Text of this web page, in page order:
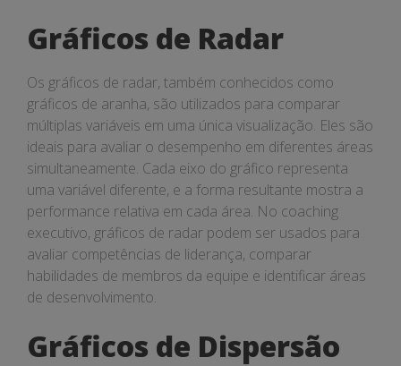
Gráficos de Radar
Os gráficos de radar, também conhecidos como
gráficos de aranha, são utilizados para comparar
múltiplas variáveis em uma única visualização. Eles são
ideais para avaliar o desempenho em diferentes áreas
simultaneamente. Cada eixo do gráfico representa
uma variável diferente, e a forma resultante mostra a
performance relativa em cada área. No coaching
executivo, gráficos de radar podem ser usados para
avaliar competências de liderança, comparar
habilidades de membros da equipe e identificar áreas
de desenvolvimento.
Gráficos de Dispersão